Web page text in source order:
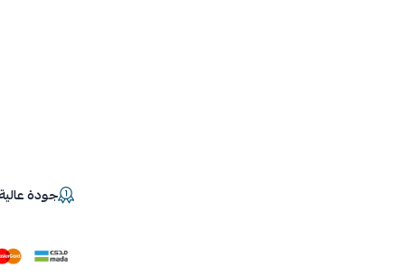
جودة